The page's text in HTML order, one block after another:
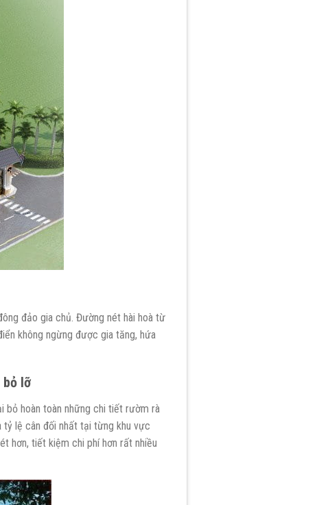
đảo gia chủ. Đường nét hài hoà từ
không ngừng được gia tăng, hứa
bỏ lỡ
bỏ hoàn toàn những chi tiết rườm rà
tỷ lệ cân đối nhất tại từng khu vực
hơn, tiết kiệm chi phí hơn rất nhiều